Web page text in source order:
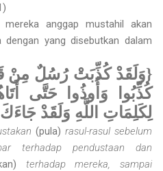
anggap mustahil akan
yang disebutkan dalam
{وَلَقَدْ كُذِّبَتْ رُسُلٌ مِنْ
كُذِّبُوا وَأُوذُوا حَتَّى
لِكَلِمَاتِ اللَّهِ وَلَقَدْ
(pula) rasul-rasul sebelum
terhadap pendustaan dan
terhadap mereka, sampai